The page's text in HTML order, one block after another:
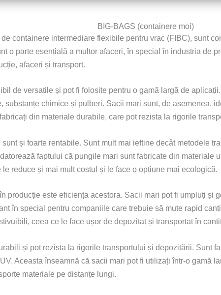
BIG-BAGS (containere moi)
containere intermediare flexibile pentru vrac (FIBC), sunt
o parte esențială a multor afaceri, în special în industria de
afaceri și transport.
de versatile și pot fi folosite pentru o gamă largă de
substanțe chimice și pulberi. Sacii mari sunt, de asemenea,
din materiale durabile, care pot rezista la rigorile
și foarte rentabile. Sunt mult mai ieftine decât metodele
faptului că pungile mari sunt fabricate din materiale
reduce și mai mult costul și le face o opțiune mai ecologică.
producție este eficiența acestora. Sacii mari pot fi umpluți și
în special pentru companiile care trebuie să mute rapid
ceea ce le face ușor de depozitat și transportat în
și pot rezista la rigorile transportului și depozitării. Sunt
Aceasta înseamnă că sacii mari pot fi utilizați într-o gamă
materiale pe distanțe lungi.